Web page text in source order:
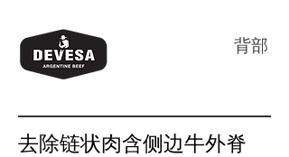
背部
去除链状肉含侧边牛外脊